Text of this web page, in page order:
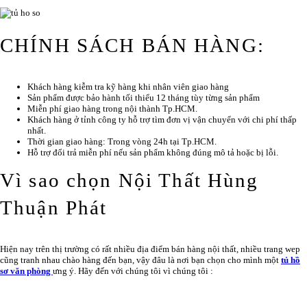
CHÍNH SÁCH BÁN HÀNG:
Khách hàng kiễm tra kỹ hàng khi nhân viên giao hàng
Sản phẩm được bảo hành tối thiểu 12 tháng tùy từng sản phẩm
Miễn phí giao hàng trong nội thành Tp.HCM.
Khách hàng ở tỉnh công ty hỗ trợ tìm đơn vị vận chuyển với chi phí thấp
nhất.
Thời gian giao hàng: Trong vòng 24h tại Tp.HCM.
Hỗ trợ đổi trả miễn phí nếu sản phẩm không đúng mô tả hoặc bị lỗi.
Vì sao chọn Nội Thất Hùng
Thuận Phát
Hiện nay trên thị trường có rất nhiều địa điểm bán hàng nội thất, nhiều trang wep
cũng tranh nhau chào hàng đến bạn, vậy đâu là nơi bạn chọn cho mình một tủ hồ
sơ văn phòng ưng ý. Hãy đến với chúng tôi vì chúng tôi :